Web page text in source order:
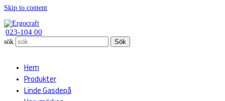
Skip to content
023-104 00
sök Sök
Hem
Produkter
Linde Gasdepå